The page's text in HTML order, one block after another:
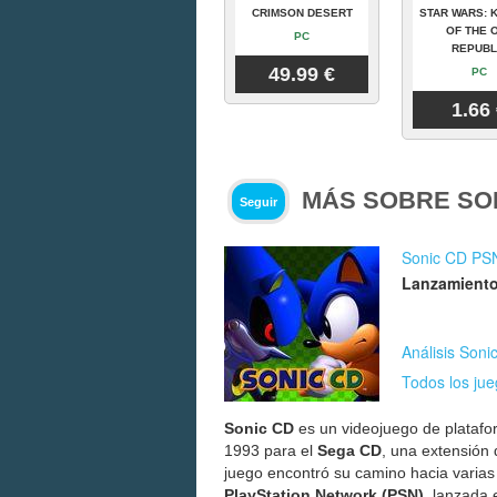
CRIMSON DESERT
PC
49.99 €
STAR WARS:
OF THE
PC
1.66
Seguir MÁS SOBRE
Sonic CD
Análisis
Todos los
Sonic CD es un videojuego de
1993 para el Sega CD , una
juego encontró su camino hacia